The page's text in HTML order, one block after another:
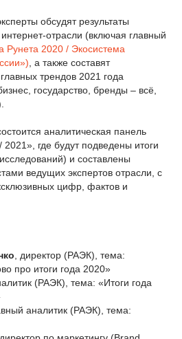
обсудят результаты
отрасли (включая главный
Рунета 2020 / Экосистема
, а также составят
трендов 2021 года
государство, бренды – всё,
аналитическая панель
где будут подведены итоги
и составлены
ведущих экспертов отрасли, с
цифр, фактов и
, директор (РАЭК), тема:
про итоги года 2020»
(РАЭК), тема: «Итоги года
аналитик (РАЭК), тема: